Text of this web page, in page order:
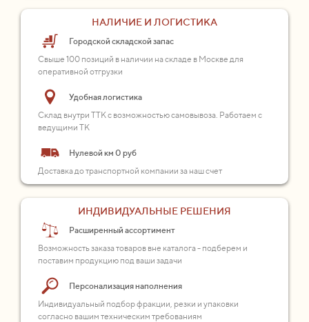
НАЛИЧИЕ И ЛОГИСТИКА
Городской складской запас
Свыше 100 позиций в наличии на складе в Москве для
оперативной отгрузки
Удобная логистика
Склад внутри ТТК с возможностью самовывоза. Работаем с
ведущими ТК
Нулевой км 0 руб
Доставка до транспортной компании за наш счет
ИНДИВИДУАЛЬНЫЕ РЕШЕНИЯ
Расширенный ассортимент
Возможность заказа товаров вне каталога - подберем и
поставим продукцию под ваши задачи
Персонализация наполнения
Индивидуальный подбор фракции, резки и упаковки
согласно вашим техническим требованиям